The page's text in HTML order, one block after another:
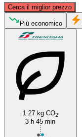
Cerca il miglior prezzo
Livorno
Più economico
1.27 kg CO2
3 h 45 min